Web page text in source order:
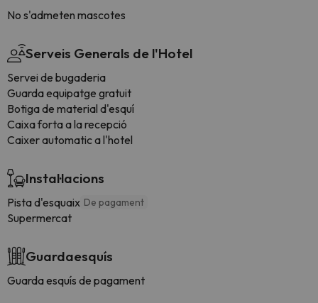
No s'admeten mascotes
Serveis Generals de l'Hotel
Servei de bugaderia
Guarda equipatge gratuit
Botiga de material d'esquí
Caixa forta a la recepció
Caixer automatic a l'hotel
Instal·lacions
Pista d'esquaix De pagament
Supermercat
Guardaesquís
Guarda esquís de pagament